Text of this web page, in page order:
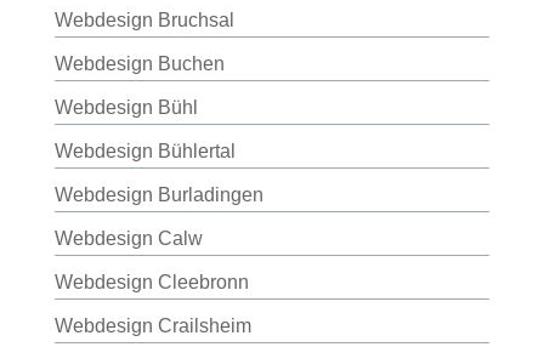
Webdesign Bruchsal
Webdesign Buchen
Webdesign Bühl
Webdesign Bühlertal
Webdesign Burladingen
Webdesign Calw
Webdesign Cleebronn
Webdesign Crailsheim